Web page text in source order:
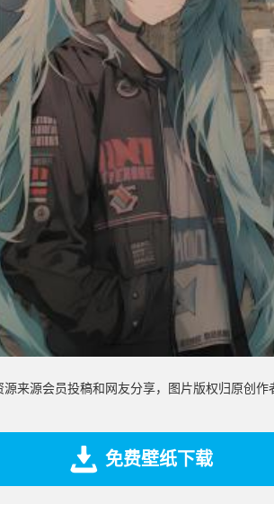
来源会员投稿和网友分享，图片版权归原创
免费壁纸下载